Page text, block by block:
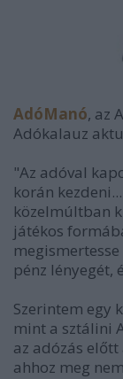
AdóManó, az
Adókalauz
"Az adóval
korán
közelmúltban
játékos
pénz lényegét,
Szerintem egy
mint a sztálini
az adózás
ahhoz meg